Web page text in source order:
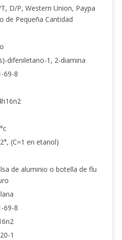
D/P, Western Union, Paypa
de Pequeña Cantidad
difeniletano-1, 2-diamina
69-8
(C=1 en etanol)
de aluminio o botella de flu
69-8
1